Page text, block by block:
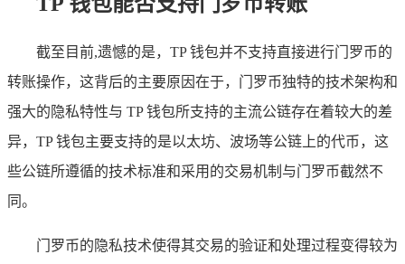
截至目前,遗憾的是，TP 钱包并不支持直接进行门罗币的
转账操作，这背后的主要原因在于，门罗币独特的技术架构和
强大的隐私特性与 TP 钱包所支持的主流公链存在着较大的差
异，TP 钱包主要支持的是以太坊、波场等公链上的代币，这
些公链所遵循的技术标准和采用的交易机制与门罗币截然不
同。
门罗币的隐私技术使得其交易的验证和处理过程变得较为